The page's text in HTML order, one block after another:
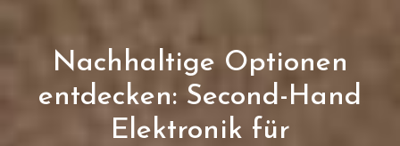
Nachhaltige Optionen
entdecken: Second-Hand
Elektronik für